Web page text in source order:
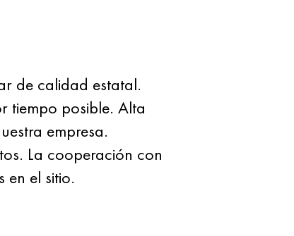
de calidad estatal.
tiempo posible. Alta
empresa.
La cooperación con
en el sitio.